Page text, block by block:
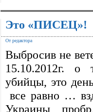
Это «ПИСЕЦ»!
От редактора
Выбросив не
15.10.2012г. о
убийцы, это
все равно …
Украины